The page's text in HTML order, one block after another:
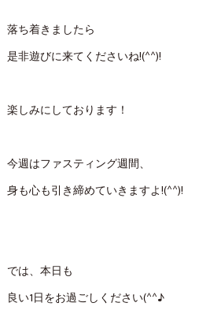
落ち着きましたら
是非遊びに来てくださいね!(^^)!
楽しみにしております！
今週はファスティング週間、
身も心も引き締めていきますよ!(^^)!
では、本日も
良い1日をお過ごしください(^^♪